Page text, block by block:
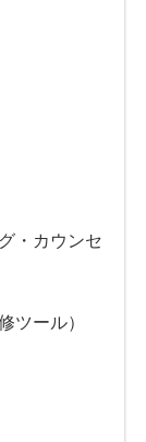
・カウンセ
ツール）